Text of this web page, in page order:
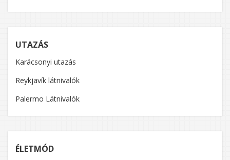
UTAZÁS
Karácsonyi utazás
Reykjavík látnivalók
Palermo Látnivalók
ÉLETMÓD